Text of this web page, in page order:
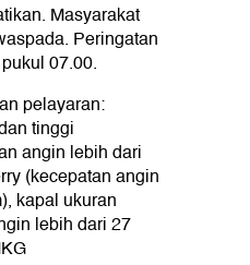
Masyarakat
Peringatan
07.00.
pelayaran:
tinggi
angin lebih dari
(kecepatan angin
kapal ukuran
lebih dari 27